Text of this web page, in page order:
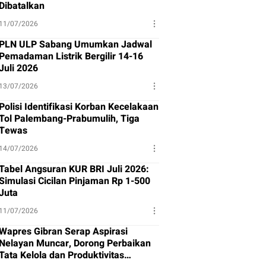
Dibatalkan
11/07/2026
PLN ULP Sabang Umumkan Jadwal
Pemadaman Listrik Bergilir 14-16
2026
13/07/2026
Polisi Identifikasi Korban Kecelakaan
Palembang-Prabumulih, Tiga
14/07/2026
Angsuran KUR BRI Juli 2026:
Cicilan Pinjaman Rp 1-500
11/07/2026
Gibran Serap Aspirasi
Nelayan Muncar, Dorong Perbaikan
Kelola dan Produktivitas